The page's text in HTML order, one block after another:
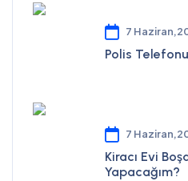
7
Polis
7
Kiracı Evi
Yapacağım?